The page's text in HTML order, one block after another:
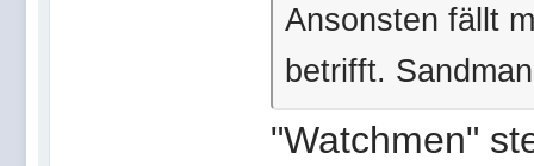
Ansonsten fällt
betrifft.
"Watchmen"